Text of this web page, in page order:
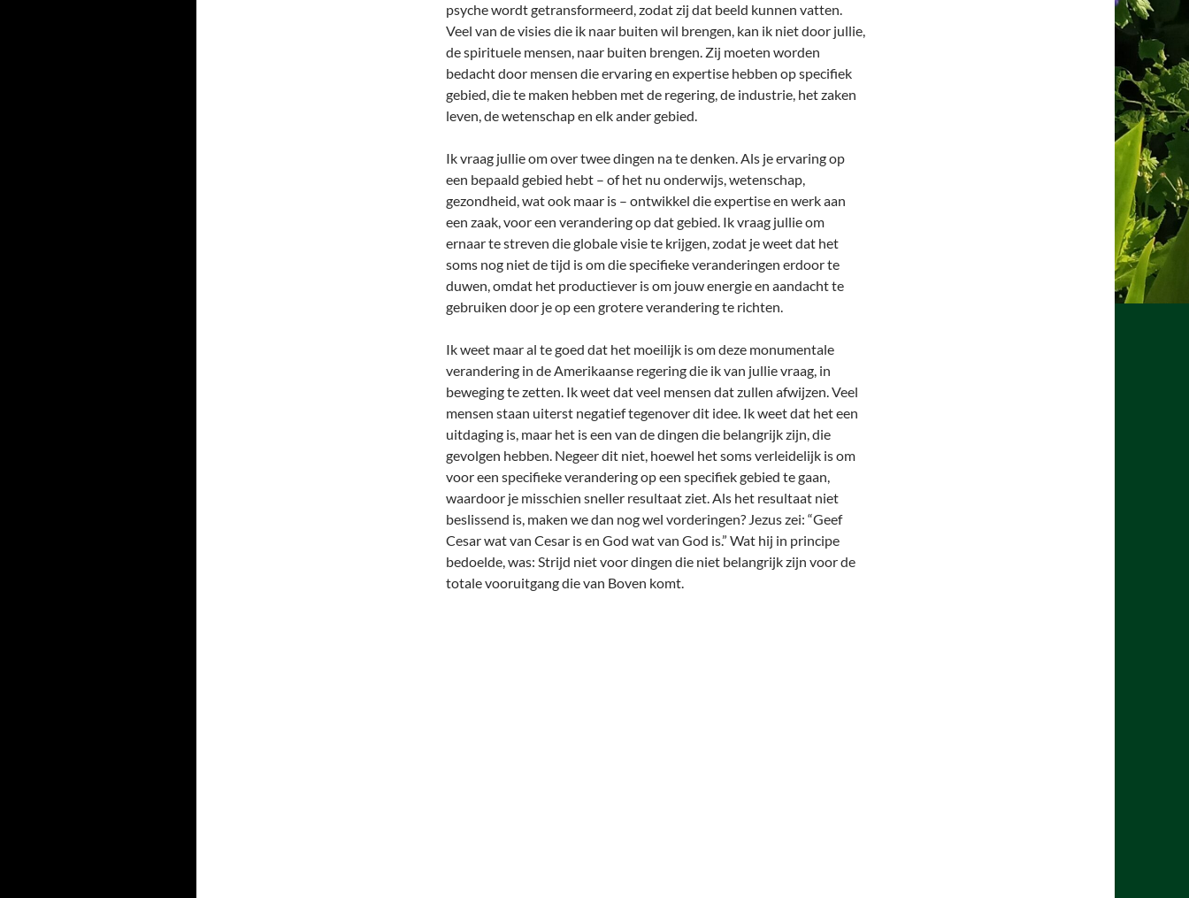
psyche wordt getransformeerd, zodat zij dat beeld kunnen vatten.
Veel van de visies die ik naar buiten wil brengen, kan ik niet door jullie,
de spirituele mensen, naar buiten brengen. Zij moeten worden
bedacht door mensen die ervaring en expertise hebben op specifiek
gebied, die te maken hebben met de regering, de industrie, het zaken
leven, de wetenschap en elk ander gebied.
Ik vraag jullie om over twee dingen na te denken. Als je ervaring op
een bepaald gebied hebt – of het nu onderwijs, wetenschap,
gezondheid, wat ook maar is – ontwikkel die expertise en werk aan
een zaak, voor een verandering op dat gebied. Ik vraag jullie om
ernaar te streven die globale visie te krijgen, zodat je weet dat het
soms nog niet de tijd is om die specifieke veranderingen erdoor te
duwen, omdat het productiever is om jouw energie en aandacht te
gebruiken door je op een grotere verandering te richten.
Ik weet maar al te goed dat het moeilijk is om deze monumentale
verandering in de Amerikaanse regering die ik van jullie vraag, in
beweging te zetten. Ik weet dat veel mensen dat zullen afwijzen. Veel
mensen staan uiterst negatief tegenover dit idee. Ik weet dat het een
uitdaging is, maar het is een van de dingen die belangrijk zijn, die
gevolgen hebben. Negeer dit niet, hoewel het soms verleidelijk is om
voor een specifieke verandering op een specifiek gebied te gaan,
waardoor je misschien sneller resultaat ziet. Als het resultaat niet
beslissend is, maken we dan nog wel vorderingen? Jezus zei: “Geef
Cesar wat van Cesar is en God wat van God is.” Wat hij in principe
bedoelde, was: Strijd niet voor dingen die niet belangrijk zijn voor de
totale vooruitgang die van Boven komt.